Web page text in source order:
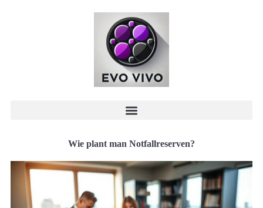
Wie plant man Notfallreserven?